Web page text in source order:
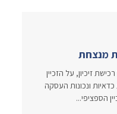
זיכיון, על הזכיין
ונכונות העסקה
הספציפי...